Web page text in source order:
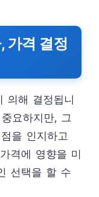
가격 결정
의해 결정됩니
요하지만, 그
을 인지하고
격에 영향을 미
선택을 할 수